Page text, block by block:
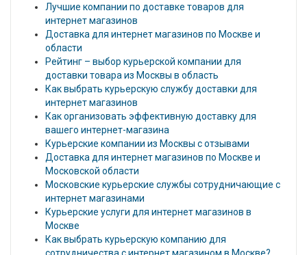
Лучшие компании по доставке товаров для
интернет магазинов
Доставка для интернет магазинов по Москве и
области
Рейтинг – выбор курьерской компании для
доставки товара из Москвы в область
Как выбрать курьерскую службу доставки для
интернет магазинов
Как организовать эффективную доставку для
вашего интернет-магазина
Курьерские компании из Москвы с отзывами
Доставка для интернет магазинов по Москве и
Московской области
Московские курьерские службы сотрудничающие с
интернет магазинами
Курьерские услуги для интернет магазинов в
Москве
Как выбрать курьерскую компанию для
сотрудничества с интернет магазином в Москве?